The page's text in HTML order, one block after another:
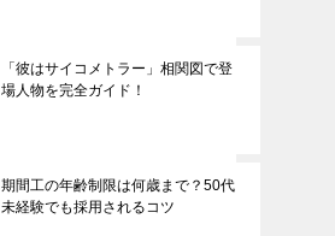
「彼はサイコメトラー」相関図で登
場人物を完全ガイド！
期間工の年齢制限は何歳まで？50代
未経験でも採用されるコツ